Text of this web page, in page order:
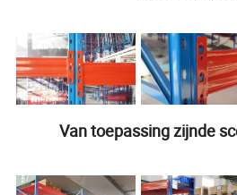
Van toepassing zijnde